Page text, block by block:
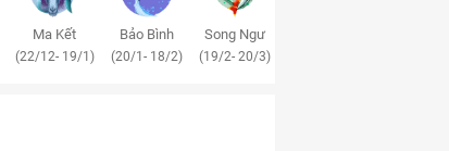
Ma Kết
(22/12- 19/1)
Bảo Bình
(20/1- 18/2)
Song Ngư
(19/2- 20/3)